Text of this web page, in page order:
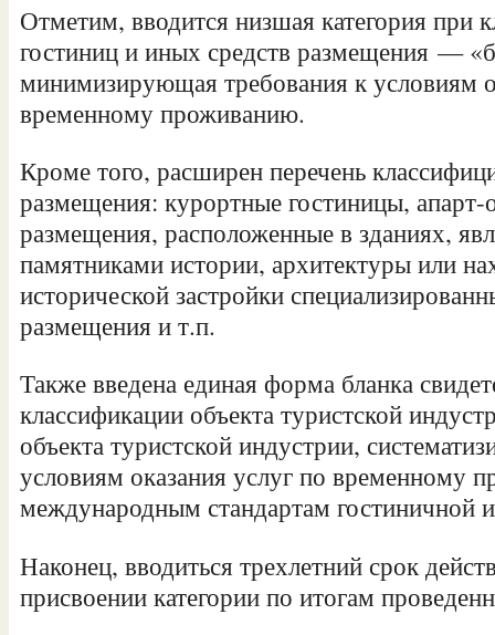
Отметим, вводится низшая категория при
гостиниц и иных средств размещения —
минимизирующая требования к условиям
временному проживанию.
Кроме того, расширен перечень
размещения: курортные гостиницы, апарт-
размещения, расположенные в зданиях,
памятниками истории, архитектуры или
исторической застройки
размещения и т.п.
Также введена единая форма бланка
классификации объекта туристской
объекта туристской индустрии,
условиям оказания услуг по временному
международным стандартам гостиничной
Наконец, вводиться трехлетний срок
присвоении категории по итогам